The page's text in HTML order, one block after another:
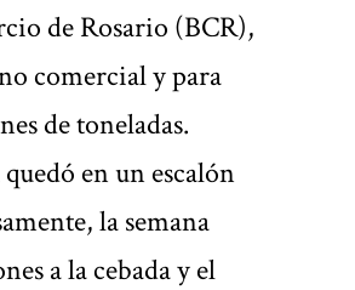
de Rosario (BCR),
comercial y para
de toneladas.
en un escalón
la semana
a la cebada y el